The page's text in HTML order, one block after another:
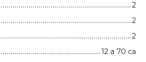
2
2
2
12 a 70 ca